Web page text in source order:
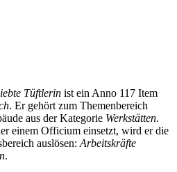
Tüftlerin ist ein Anno 117 Item
. Er gehört zum Themenbereich
aus der Kategorie Werkstätten.
einem Officium einsetzt, wird er die
auslösen: Arbeitskräfte
.